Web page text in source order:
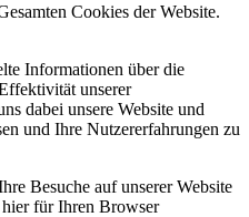
Cookies der Website.
Informationen über die
unserer
dabei unsere Website und
und Ihre Nutzererfahrungen zu
Besuche auf unserer Website
hier für Ihren Browser